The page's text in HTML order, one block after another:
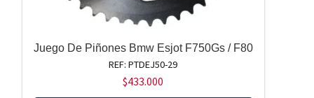
Juego De Piñones Bmw Esjot F750Gs / F80
REF: PTDEJ50-29
$433.000